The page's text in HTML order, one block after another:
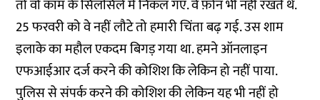
तो वो काम के सिलसिले में निकल गए. वे फ़ोन भी नहीं रखते थे.
25 फरवरी को वे नहीं लौटे तो हमारी चिंता बढ़ गई. उस शाम
इलाके का महौल एकदम बिगड़ गया था. हमने ऑनलाइन
एफआईआर दर्ज करने की कोशिश कि लेकिन हो नहीं पाया.
पुलिस से संपर्क करने की कोशिश की लेकिन यह भी नहीं हो